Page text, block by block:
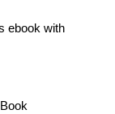
ebook with